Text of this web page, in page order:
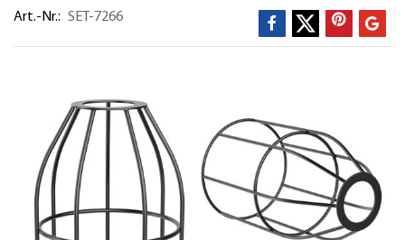
Art.-Nr. SET-7266
Bildergalerie
springen